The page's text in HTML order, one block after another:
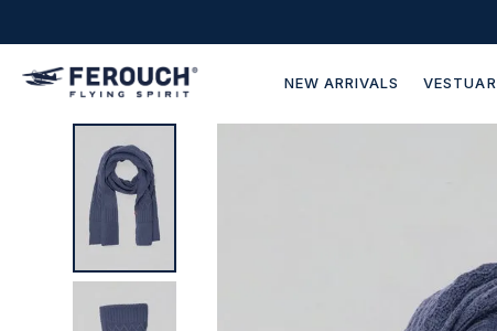
NEW ARRIVALS